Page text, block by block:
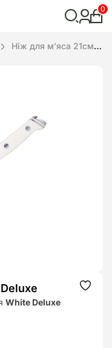
пошук
0
Ніж для м’яса 21см White Deluxe
White Deluxe